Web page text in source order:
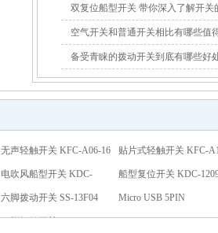
双复位船型开关 带你深入了解开关
空气开关和普通开关相比有哪些值
备受青睐的拨动开关到底有哪些好
无声轻触开关 KFC-A06-16 贴片式轻触开关 KFC-
01
电吹风船型开关 KDC-
1207
船型复位开关 KDC-
红灯
六脚拨动开关 SS-13F04 Micro USB 5PIN
四脚轻触开关 KFC-A04-04